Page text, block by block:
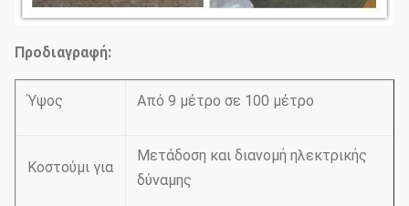
Προδιαγραφή:
Ύψος Από 9 μέτρο σε 100 μέτρο
Κοστούμι για
Μετάδοση και διανομή ηλεκτρικής
δύναμης